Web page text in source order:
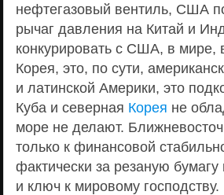
нефтегазовый вентиль, США
рычаг давления на Китай и
конкурировать с США, в
Корея, это, по сути,
и латинской Америки, это
Куба и северная Корея не
море не делают.
только к финансовой
фактически за резаную
и ключ к мировому господству.